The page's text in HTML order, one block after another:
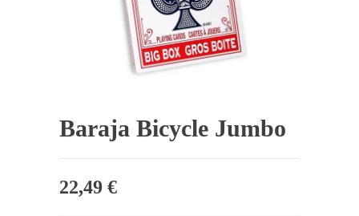
Baraja Bicycle Jumbo
22,49 €